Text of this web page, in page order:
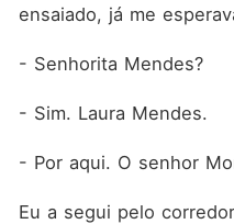
ensaiado, já me
- Senhorita Mendes?
- Sim. Laura Mendes.
- Por aqui. O senhor
Eu a segui pelo